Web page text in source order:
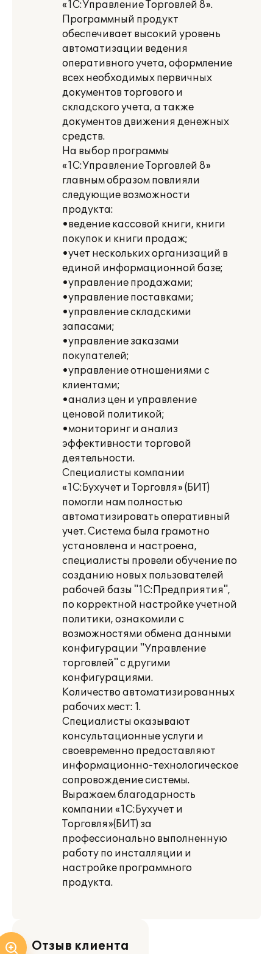
«1С:Управление Торговлей 8».
Программный продукт
обеспечивает высокий уровень
автоматизации ведения
оперативного учета, оформление
всех необходимых первичных
документов торгового и
складского учета, а также
документов движения денежных
средств.
На выбор программы
«1С:Управление Торговлей 8»
главным образом повлияли
следующие возможности
продукта:
•ведение кассовой книги, книги
покупок и книги продаж;
•учет нескольких организаций в
единой информационной базе;
•управление продажами;
•управление поставками;
•управление складскими
запасами;
•управление заказами
покупателей;
•управление отношениями с
клиентами;
•анализ цен и управление
ценовой политикой;
•мониторинг и анализ
эффективности торговой
деятельности.
Специалисты компании
«1С:Бухучет и Торговля» (БИТ)
помогли нам полностью
автоматизировать оперативный
учет. Система была грамотно
установлена и настроена,
специалисты провели обучение по
созданию новых пользователей
рабочей базы "1С:Предприятия",
по корректной настройке учетной
политики, ознакомили с
возможностями обмена данными
конфигурации "Управление
торговлей" с другими
конфигурациями.
Количество автоматизированных
рабочих мест: 1.
Специалисты оказывают
консультационные услуги и
своевременно предоставляют
информационно-технологическое
сопровождение системы.
Выражаем благодарность
компании «1С:Бухучет и
Торговля»(БИТ) за
профессионально выполненную
работу по инсталляции и
настройке программного
продукта.
Отзыв клиента